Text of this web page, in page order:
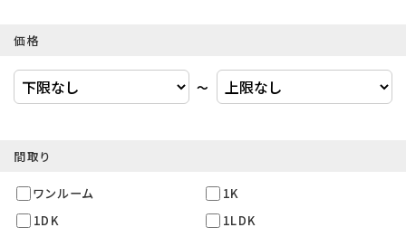
価格
〜
間取り
ワンルーム
1K
1DK
1LDK